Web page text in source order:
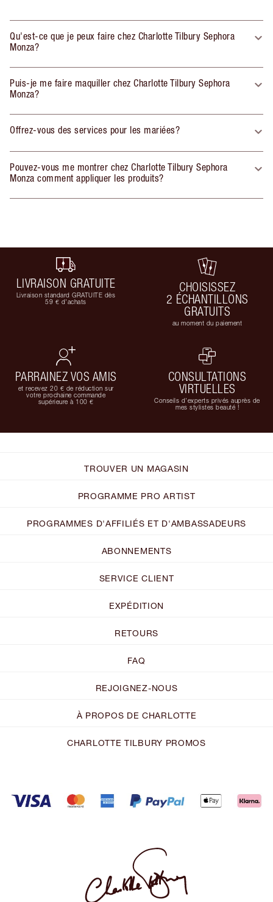
Qu'est-ce que je peux faire chez Charlotte Tilbury Sephora
Monza?
Puis-je me faire maquiller chez Charlotte Tilbury Sephora
Monza?
Offrez-vous des services pour les mariées?
Pouvez-vous me montrer chez Charlotte Tilbury Sephora
Monza comment appliquer les produits?
LIVRAISON GRATUITE
Livraison standard GRATUITE dès
59 € d'achats
CHOISISSEZ
2 ÉCHANTILLONS
GRATUITS
au moment du paiement
PARRAINEZ VOS AMIS
et recevez 20 € de réduction sur
votre prochaine commande
supérieure à 100 €
CONSULTATIONS
VIRTUELLES
Conseils d'experts privés auprès de
mes stylistes beauté !
TROUVER UN MAGASIN
PROGRAMME PRO ARTIST
PROGRAMMES D'AFFILIÉS ET D'AMBASSADEURS
ABONNEMENTS
SERVICE CLIENT
EXPÉDITION
RETOURS
FAQ
REJOIGNEZ-NOUS
À PROPOS DE CHARLOTTE
CHARLOTTE TILBURY PROMOS